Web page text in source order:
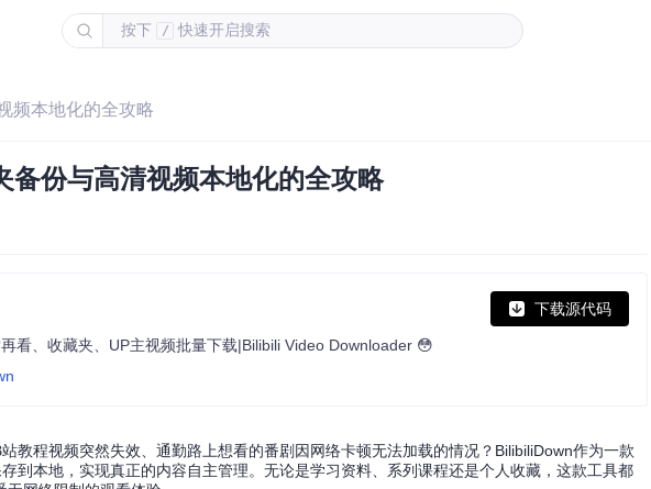
按下 / 快速开启搜索
频本地化的全攻略
份与高清视频本地化的全攻略
下载源代码
看、收藏夹、UP主视频批量下载|Bilibili Video Downloader 😳
教程视频突然失效、通勤路上想看的番剧因网络卡顿无法加载的情况？BilibiliDown作为一款
到本地，实现真正的内容自主管理。无论是学习资料、系列课程还是个人收藏，这款工具都